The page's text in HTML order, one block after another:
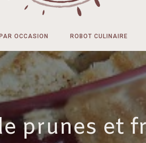
PAR OCCASION ROBOT CULINAIRE
prunes et